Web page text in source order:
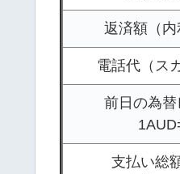
返済額（内
電話代（ス
前日の為替
支払い総